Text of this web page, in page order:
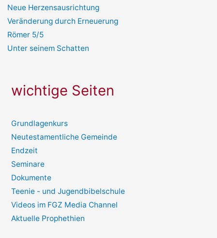
Neue Herzensausrichtung
Veränderung durch Erneuerung
Römer 5/5
Unter seinem Schatten
wichtige Seiten
Grundlagenkurs
Neutestamentliche Gemeinde
Endzeit
Seminare
Dokumente
Teenie - und Jugendbibelschule
Videos im FGZ Media Channel
Aktuelle Prophethien